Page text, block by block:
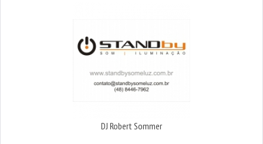
DJ Robert Sommer